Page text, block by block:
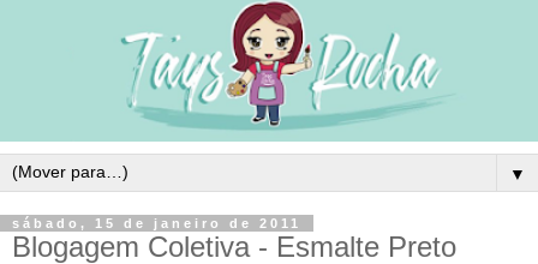
▼
sábado, 15 de janeiro de 2011
Blogagem Coletiva - Esmalte Preto